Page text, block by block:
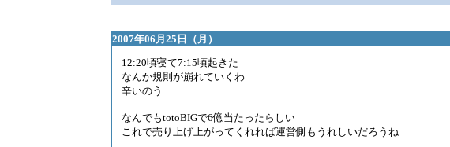
2007年06月25日（月）
12:20頃寝て7:15頃起きた
なんか規則が崩れていくわ
辛いのう
なんでもtotoBIGで6億当たったらしい
これで売り上げ上がってくれれば運営側もうれしいだろうね